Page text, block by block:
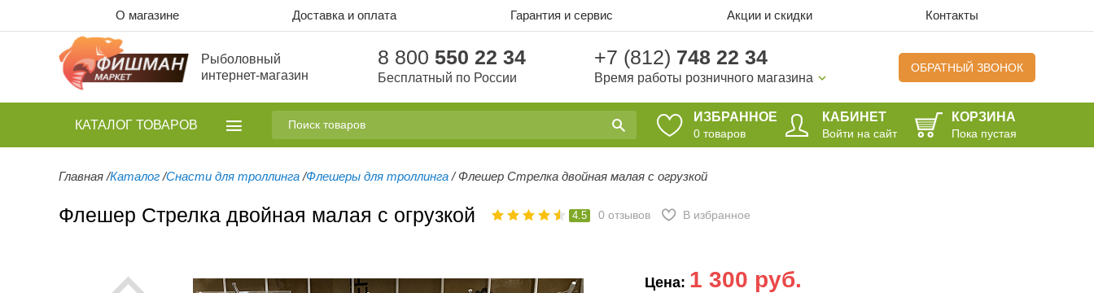
О магазине Доставка и оплата Гарантия и сервис Акции и скидки Контакты
Рыболовный
интернет-магазин
8 800 550 22 34
Бесплатный по России
+7 (812) 748 22 34
Время работы розничного магазина
ОБРАТНЫЙ ЗВОНОК
ИЗБРАННОЕ
0 товаров
КАБИНЕТ
Войти на сайт
КОРЗИНА
Пока пустая
КАТАЛОГ ТОВАРОВ
Главная /Каталог /Снасти для троллинга /Флешеры для троллинга /Флешер Стрелка двойная малая с огрузкой
Флешер Стрелка двойная малая с огрузкой 4.5 0 отзывов В избранное
Цена: 1 300 руб.